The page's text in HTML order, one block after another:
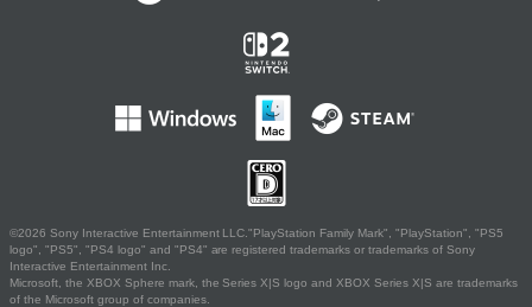
©2026 Sony Interactive Entertainment LLC."PlayStation Family Mark", "PlayStation", "PS5
logo", "PS5", "PS4 logo" and "PS4" are registered trademarks or trademarks of Sony
Interactive Entertainment Inc.
Microsoft, the XBOX Sphere mark, the Series X|S logo and XBOX Series X|S are trademarks
of the Microsoft group of companies.